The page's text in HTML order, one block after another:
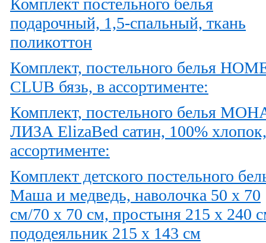
подарочный, 1,5-спальный, ткань
поликоттон
Комплект, постельного белья
CLUB бязь, в ассортименте:
Комплект, постельного белья
ЛИЗА ElizaBed сатин, 100%
ассортименте:
Комплект детского постельного
Маша и медведь, наволочка 50 х 70
см/70 х 70 см, простыня 215 х 240
пододеяльник 215 х 143 см